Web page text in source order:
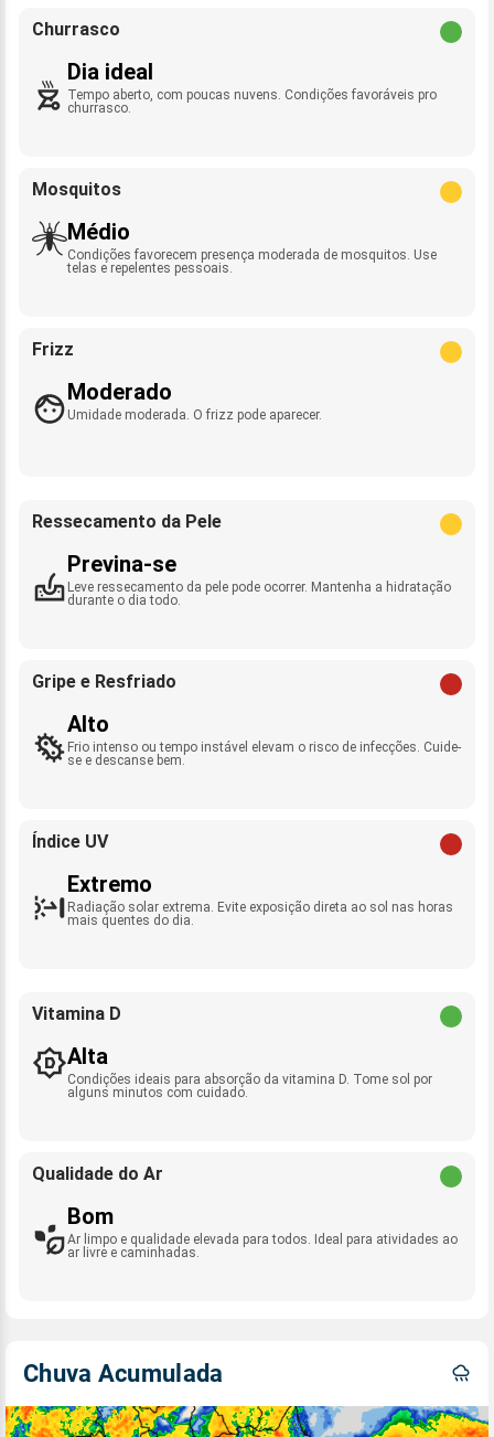
Churrasco
Dia ideal
Tempo aberto, com poucas nuvens. Condições favoráveis pro
churrasco.
Mosquitos
Médio
Condições favorecem presença moderada de mosquitos. Use
telas e repelentes pessoais.
Frizz
Moderado
Umidade moderada. O frizz pode aparecer.
Ressecamento da Pele
Previna-se
Leve ressecamento da pele pode ocorrer. Mantenha a hidratação
durante o dia todo.
Gripe e Resfriado
Alto
Frio intenso ou tempo instável elevam o risco de infecções. Cuide-
se e descanse bem.
Índice UV
Extremo
Radiação solar extrema. Evite exposição direta ao sol nas horas
mais quentes do dia.
Vitamina D
Alta
Condições ideais para absorção da vitamina D. Tome sol por
alguns minutos com cuidado.
Qualidade do Ar
Bom
Ar limpo e qualidade elevada para todos. Ideal para atividades ao
ar livre e caminhadas.
Chuva Acumulada